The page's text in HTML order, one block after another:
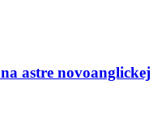
astre novoanglickej